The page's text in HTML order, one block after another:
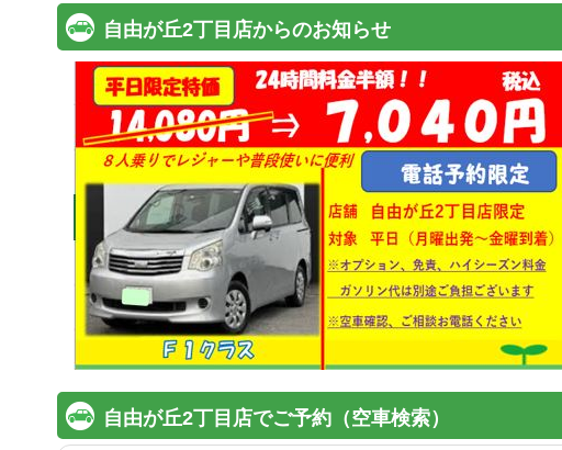
自由が丘2丁目店からのお知らせ
自由が丘2丁目店でご予約（空車検索）